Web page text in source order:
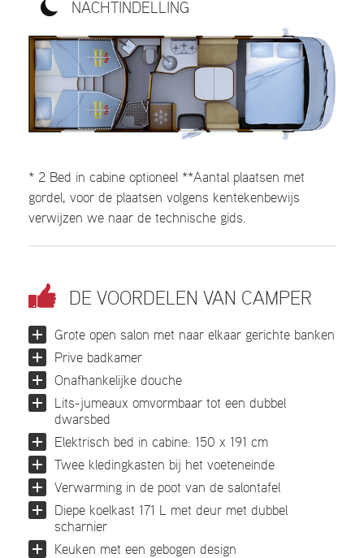
NACHTINDELLING
* 2 Bed in cabine optioneel **Aantal plaatsen met
gordel, voor de plaatsen volgens kentekenbewijs
verwijzen we naar de technische gids.
DE VOORDELEN VAN CAMPER
Grote open salon met naar elkaar gerichte banken
Prive badkamer
Onafhankelijke douche
Lits-jumeaux omvormbaar tot een dubbel
dwarsbed
Elektrisch bed in cabine: 150 x 191 cm
Twee kledingkasten bij het voeteneinde
Verwarming in de poot van de salontafel
Diepe koelkast 171 L met deur met dubbel
scharnier
Keuken met een gebogen design